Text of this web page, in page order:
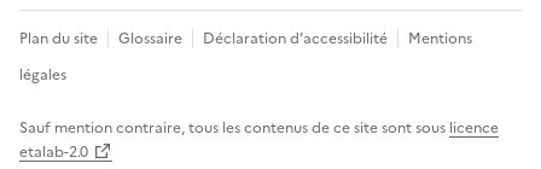
Plan du site Glossaire Déclaration d’accessibilité
Mentions
légales
Sauf mention contraire, tous les contenus de ce site sont sous licence
etalab-2.0